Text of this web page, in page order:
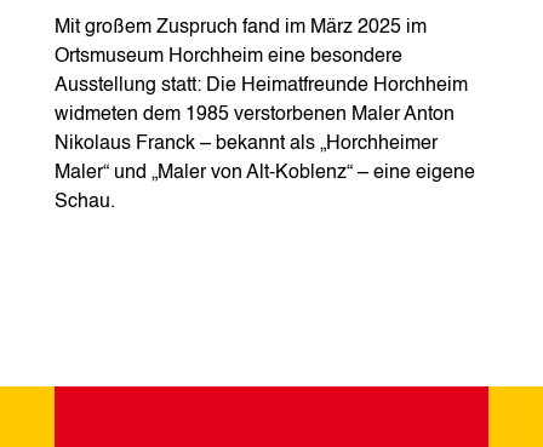
Mit großem Zuspruch fand im März 2025 im
Ortsmuseum Horchheim eine besondere
Ausstellung statt: Die Heimatfreunde Horchheim
widmeten dem 1985 verstorbenen Maler Anton
Nikolaus Franck – bekannt als „Horchheimer
Maler“ und „Maler von Alt-Koblenz“ – eine eigene
Schau.